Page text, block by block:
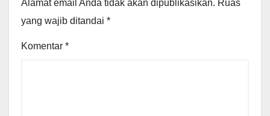
Alamat email Anda tidak akan dipublikasikan. Ruas
yang wajib ditandai *
Komentar *